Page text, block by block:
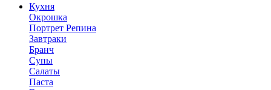
Кухня
Окрошка
Портрет Репина
Завтраки
Бранч
Супы
Салаты
Паста